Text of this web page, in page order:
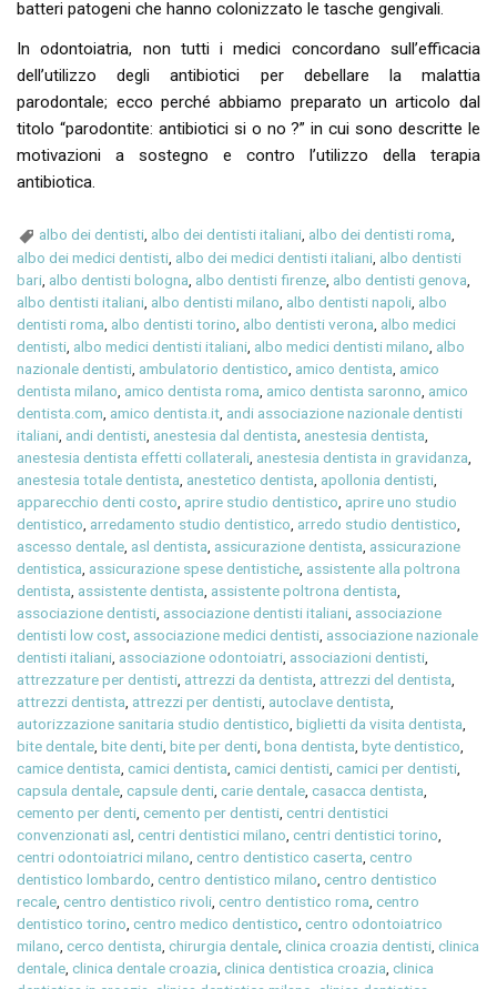
batteri patogeni che hanno colonizzato le tasche gengivali.
In odontoiatria, non tutti i medici concordano sull’efficacia
dell’utilizzo degli antibiotici per debellare la malattia
parodontale; ecco perché abbiamo preparato un articolo dal
titolo “parodontite: antibiotici si o no ?” in cui sono descritte le
motivazioni a sostegno e contro l’utilizzo della terapia
antibiotica.
albo dei dentisti albo dei dentisti italiani albo dei dentisti roma
albo dei medici dentisti, albo dei medici dentisti italiani, albo dentisti
bari, albo dentisti bologna, albo dentisti firenze, albo dentisti genova,
albo dentisti italiani, albo dentisti milano, albo dentisti napoli, albo
dentisti roma, albo dentisti torino, albo dentisti verona, albo medici
dentisti, albo medici dentisti italiani, albo medici dentisti milano, albo
nazionale dentisti, ambulatorio dentistico, amico dentista, amico
dentista milano, amico dentista roma, amico dentista saronno, amico
dentista.com, amico dentista.it, andi associazione nazionale dentisti
italiani, andi dentisti, anestesia dal dentista, anestesia dentista,
anestesia dentista effetti collaterali, anestesia dentista in gravidanza,
anestesia totale dentista, anestetico dentista, apollonia dentisti,
apparecchio denti costo, aprire studio dentistico, aprire uno studio
dentistico, arredamento studio dentistico, arredo studio dentistico,
ascesso dentale, asl dentista, assicurazione dentista, assicurazione
dentistica, assicurazione spese dentistiche, assistente alla poltrona
dentista, assistente dentista, assistente poltrona dentista,
associazione dentisti, associazione dentisti italiani, associazione
dentisti low cost, associazione medici dentisti, associazione nazionale
dentisti italiani, associazione odontoiatri, associazioni dentisti,
attrezzature per dentisti, attrezzi da dentista, attrezzi del dentista,
attrezzi dentista, attrezzi per dentisti, autoclave dentista,
autorizzazione sanitaria studio dentistico,biglietti da visita dentista,
bite dentale,bite denti,bite per denti,bona dentista,byte dentistico,
camice dentista,camici dentista,camici dentisti,camici per dentisti,
capsula dentale,capsule denti,carie dentale,casacca dentista,
cemento per denti,cemento per dentisti,centri dentistici
convenzionati asl,centri dentistici milano,centri dentistici torino,
centri odontoiatrici milano,centro dentistico caserta,centro
dentistico lombardo,centro dentistico milano,centro dentistico
recale,centro dentistico rivoli,centro dentistico roma,centro
dentistico torino,centro medico dentistico,centro odontoiatrico
milano,cerco dentista,chirurgia dentale,clinica croazia dentisti,clinica
dentale,clinica dentale croazia,clinica dentistica croazia,clinica